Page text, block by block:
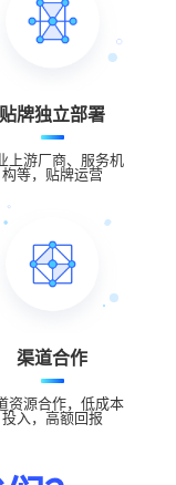
贴牌独立部署
上游厂商、服务机
构等，贴牌运营
渠道合作
资源合作，低成本
投入，高额回报